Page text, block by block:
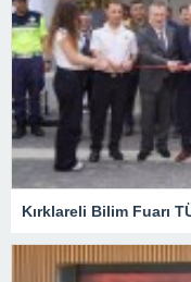
Kırklareli Bilim Fuarı